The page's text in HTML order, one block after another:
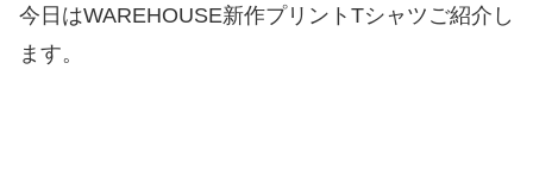
今日はWAREHOUSE新作プリントTシャツご紹介し
ます。